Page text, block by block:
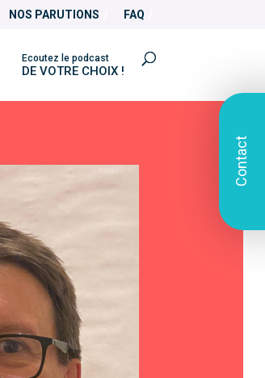
NOS PARUTIONS FAQ
Ecoutez le podcast
DE VOTRE CHOIX !
Contact